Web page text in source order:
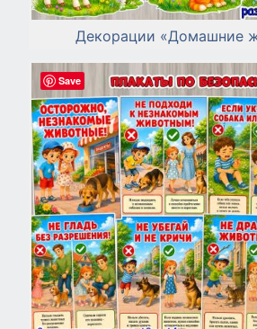
Декорации «Домашние
Save